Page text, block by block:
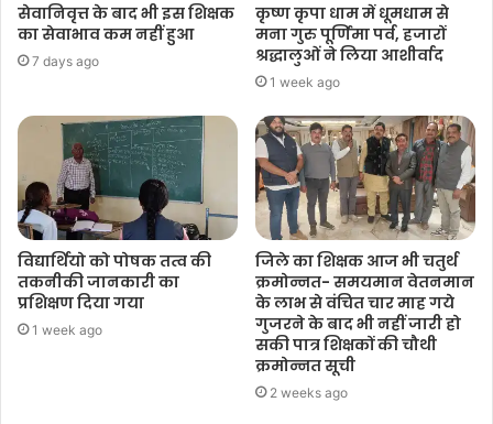
सेवानिवृत्त के बाद भी इस शिक्षक
का सेवाभाव कम नहीं हुआ
7 days ago
कृष्ण कृपा धाम में धूमधाम से
मना गुरु पूर्णिमा पर्व, हजारों
श्रद्धालुओं ने लिया आशीर्वाद
1 week ago
विद्यार्थियो को पोषक तत्व की
तकनीकी जानकारी का
प्रशिक्षण दिया गया
1 week ago
जिले का शिक्षक आज भी चतुर्थ
क्रमोन्नत- समयमान वेतनमान
के लाभ से वंचित चार माह गये
गुजरने के बाद भी नहीं जारी हो
सकी पात्र शिक्षकों की चौथी
क्रमोन्नत सूची
2 weeks ago